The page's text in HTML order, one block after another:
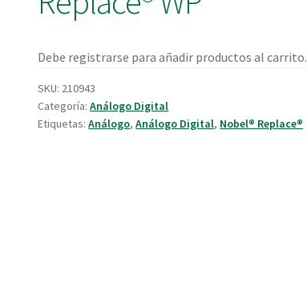
Debe registrarse para añadir productos al carrito.
SKU: 210943
Categoría:Análogo Digital
Etiquetas:Análogo,Análogo Digital, Nobel® Replace®